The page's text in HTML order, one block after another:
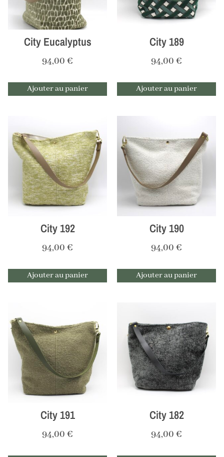
City Eucalyptus
94,00 €
Ajouter au panier
City 189
94,00 €
Ajouter au panier
City 192
94,00 €
Ajouter au panier
City 190
94,00 €
Ajouter au panier
City 191
94,00 €
City 182
94,00 €